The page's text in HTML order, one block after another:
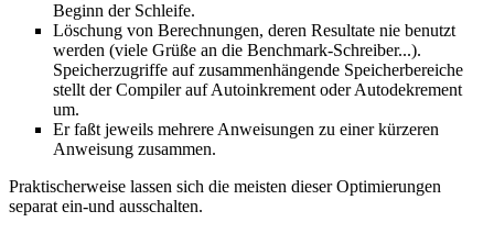
Beginn der Schleife.
Löschung von Berechnungen, deren Resultate nie benutzt
werden (viele Grüße an die Benchmark-Schreiber...).
Speicherzugriffe auf zusammenhängende Speicherbereiche
stellt der Compiler auf Autoinkrement oder Autodekrement
um.
Er faßt jeweils mehrere Anweisungen zu einer kürzeren
Anweisung zusammen.
Praktischerweise lassen sich die meisten dieser Optimierungen
separat ein-und ausschalten.